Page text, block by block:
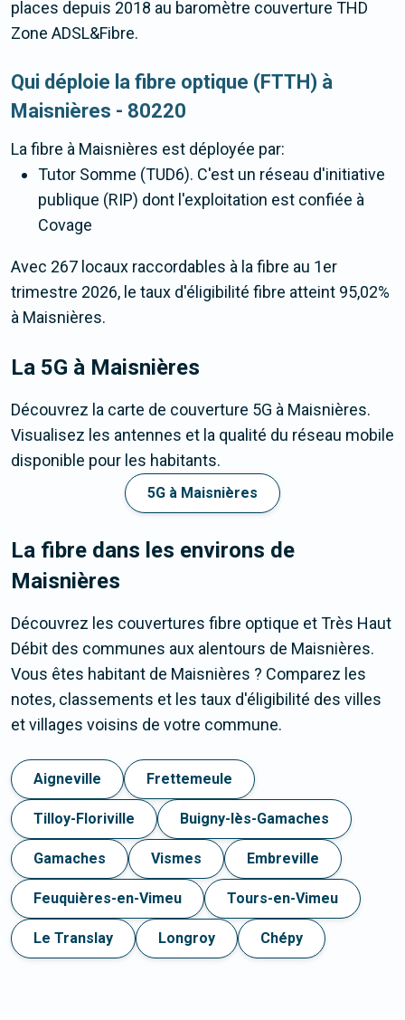
places depuis 2018 au baromètre couverture THD
Zone ADSL&Fibre.
Qui déploie la fibre optique (FTTH) à
Maisnières - 80220
La fibre à Maisnières est déployée par:
Tutor Somme (TUD6). C'est un réseau d'initiative
publique (RIP) dont l'exploitation est confiée à
Covage
Avec 267 locaux raccordables à la fibre au 1er
trimestre 2026, le taux d'éligibilité fibre atteint 95,02%
à Maisnières.
La 5G à Maisnières
Découvrez la carte de couverture 5G à Maisnières.
Visualisez les antennes et la qualité du réseau mobile
disponible pour les habitants.
5G à Maisnières
La fibre dans les environs de
Maisnières
Découvrez les couvertures fibre optique et Très Haut
Débit des communes aux alentours de Maisnières.
Vous êtes habitant de Maisnières ? Comparez les
notes, classements et les taux d'éligibilité des villes
et villages voisins de votre commune.
Aigneville Frettemeule
Tilloy-Floriville Buigny-lès-Gamaches
Gamaches Vismes Embreville
Feuquières-en-Vimeu Tours-en-Vimeu
Le Translay Longroy Chépy